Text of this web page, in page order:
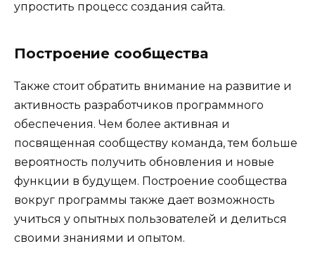
упростить процесс создания сайта.
Построение сообщества
Также стоит обратить внимание на развитие и
активность разработчиков программного
обеспечения. Чем более активная и
посвященная сообществу команда, тем больше
вероятность получить обновления и новые
функции в будущем. Построение сообщества
вокруг программы также дает возможность
учиться у опытных пользователей и делиться
своими знаниями и опытом.